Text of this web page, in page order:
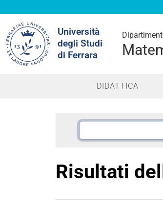
Università
degli Studi
di Ferrara
nel
sito
DIDATTICA
Risultati